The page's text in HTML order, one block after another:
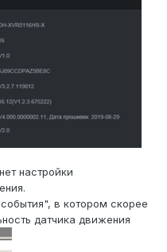
настройки
в котором скорее
датчика движения